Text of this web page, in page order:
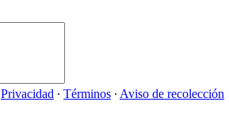
Privacidad ∙ Términos ∙ Aviso de recolección